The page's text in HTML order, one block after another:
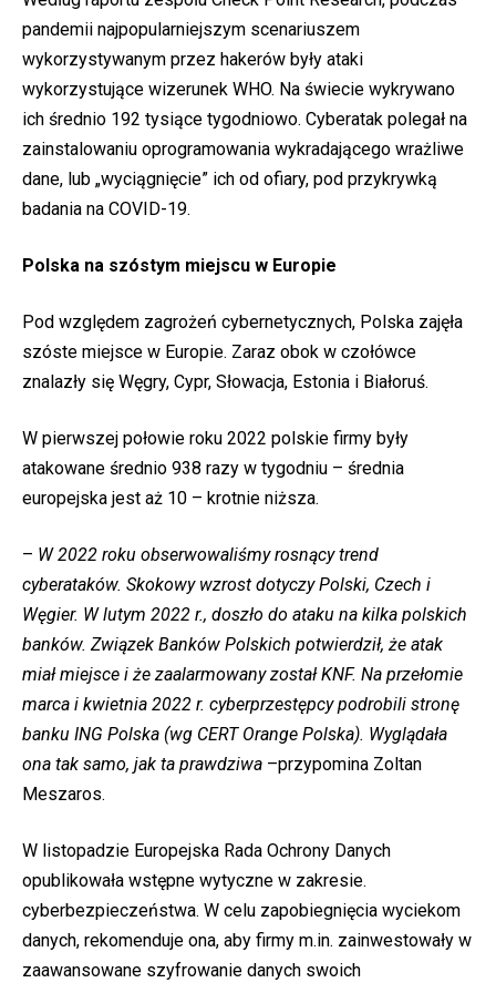
pandemii najpopularniejszym scenariuszem
wykorzystywanym przez hakerów były ataki
wykorzystujące wizerunek WHO. Na świecie wykrywano
ich średnio 192 tysiące tygodniowo. Cyberatak polegał na
zainstalowaniu oprogramowania wykradającego wrażliwe
dane, lub „wyciągnięcie” ich od ofiary, pod przykrywką
badania na COVID-19.
Polska na szóstym miejscu w Europie
Pod względem zagrożeń cybernetycznych, Polska zajęła
szóste miejsce w Europie. Zaraz obok w czołówce
znalazły się Węgry, Cypr, Słowacja, Estonia i Białoruś.
W pierwszej połowie roku 2022 polskie firmy były
atakowane średnio 938 razy w tygodniu – średnia
europejska jest aż 10 – krotnie niższa.
– W 2022 roku obserwowaliśmy rosnący trend
cyberataków. Skokowy wzrost dotyczy Polski, Czech i
Węgier. W lutym 2022 r., doszło do ataku na kilka polskich
banków. Związek Banków Polskich potwierdził, że atak
miał miejsce i że zaalarmowany został KNF. Na przełomie
marca i kwietnia 2022 r. cyberprzestępcy podrobili stronę
banku ING Polska (wg CERT Orange Polska). Wyglądała
ona tak samo, jak ta prawdziwa –przypomina Zoltan
Meszaros.
W listopadzie Europejska Rada Ochrony Danych
opublikowała wstępne wytyczne w zakresie.
cyberbezpieczeństwa. W celu zapobiegnięcia wyciekom
danych, rekomenduje ona, aby firmy m.in. zainwestowały w
zaawansowane szyfrowanie danych swoich